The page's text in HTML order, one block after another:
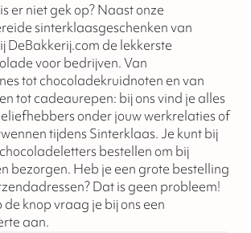
er niet gek op? Naast onze
sinterklaasgeschenken van
DeBakkerij.com de lekkerste
voor bedrijven. Van
tot chocoladekruidnoten en van
tot cadeaurepen: bij ons vind je alles
onder jouw werkrelaties of
tijdens Sinterklaas. Je kunt bij
bestellen om bij
bezorgen. Heb je een grote bestelling
Dat is geen probleem!
knop vraag je bij ons een
aan.